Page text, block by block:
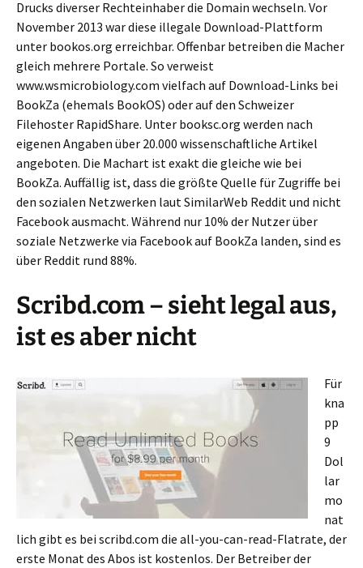
Drucks diverser Rechteinhaber die Domain wechseln. Vor
November 2013 war diese illegale Download-Plattform
unter bookos.org erreichbar. Offenbar betreiben die Macher
gleich mehrere Portale. So verweist
www.wsmicrobiology.com vielfach auf Download-Links bei
BookZa (ehemals BookOS) oder auf den Schweizer
Filehoster RapidShare. Unter booksc.org werden nach
eigenen Angaben über 20.000 wissenschaftliche Artikel
angeboten. Die Machart ist exakt die gleiche wie bei
BookZa. Auffällig ist, dass die größte Quelle für Zugriffe bei
den sozialen Netzwerken laut SimilarWeb Reddit und nicht
Facebook ausmacht. Während nur 10% der Nutzer über
soziale Netzwerke via Facebook auf BookZa landen, sind es
über Reddit rund 88%.
Scribd.com – sieht legal aus,
ist es aber nicht
Für
kna
pp
9
Dol
lar
mo
nat
lich gibt es bei scribd.com die all-you-can-read-Flatrate, der
erste Monat des Abos ist kostenlos. Der Betreiber der